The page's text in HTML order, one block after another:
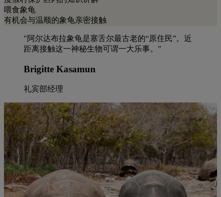
喂食象龟
有机会与温顺的象龟亲密接触
"阿尔达布拉象龟是塞舌尔最古老的“原住民”。近
距离接触这一神秘生物可谓一大乐事。"
Brigitte Kasamun
礼宾部经理